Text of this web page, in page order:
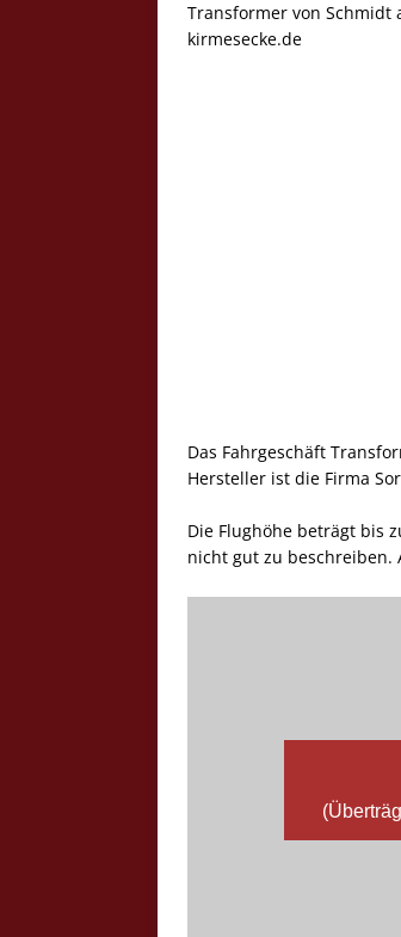
Transformer von Schmidt
kirmesecke.de
Das Fahrgeschäft
Hersteller ist die Firma
Die Flughöhe beträgt bis
nicht gut zu beschreiben.